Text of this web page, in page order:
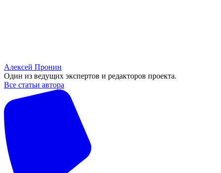
Алексей Пронин
Один из ведущих экспертов и редакторов проекта.
Все статьи автора